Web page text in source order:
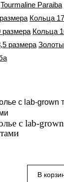
Tourmaline Paraiba
Кольца
размера Кольца
размера
с lab-